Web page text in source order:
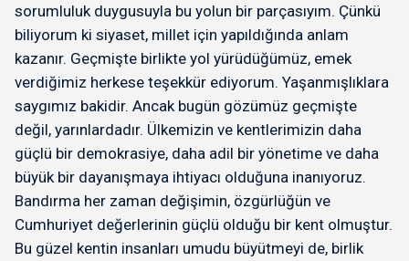
sorumluluk duygusuyla bu yolun bir parçasıyım. Çünkü
biliyorum ki siyaset, millet için yapıldığında anlam
kazanır. Geçmişte birlikte yol yürüdüğümüz, emek
verdiğimiz herkese teşekkür ediyorum. Yaşanmışlıklara
saygımız bakidir. Ancak bugün gözümüz geçmişte
değil, yarınlardadır. Ülkemizin ve kentlerimizin daha
güçlü bir demokrasiye, daha adil bir yönetime ve daha
büyük bir dayanışmaya ihtiyacı olduğuna inanıyoruz.
Bandırma her zaman değişimin, özgürlüğün ve
Cumhuriyet değerlerinin güçlü olduğu bir kent olmuştur.
Bu güzel kentin insanları umudu büyütmeyi de, birlik